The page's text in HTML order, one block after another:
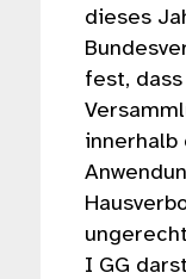
dieses
fest,
innerhalb
I GG